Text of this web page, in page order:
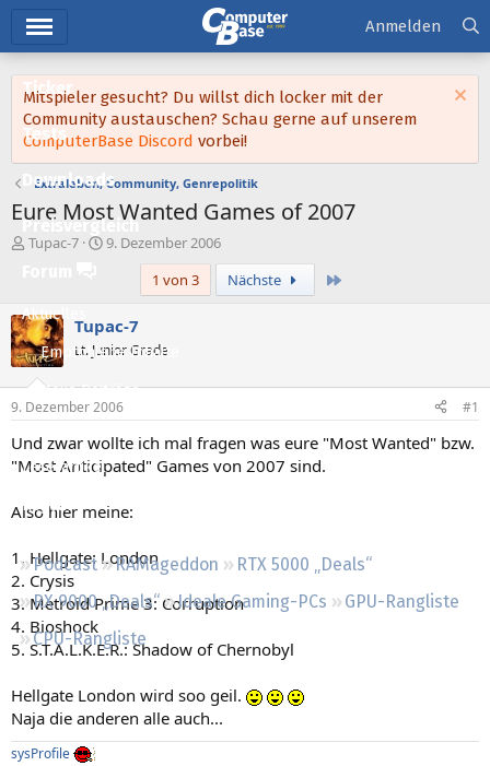
Ticker
Tests
Downloads
Preisvergleich
Aktuelles
Empfohlene Inhalte
Neue Beiträge
Leserartikel
Regeln
Podcast RAMageddon
RTX 5000 „Deals“
RX 9000 „Deals“
Ideale Gaming-PCs
GPU-Rangliste
CPU-Rangliste
Anmelden
Mitspieler gesucht? Du willst dich locker mit der
Community austauschen? Schau gerne auf unserem
ComputerBase Discord vorbei!
Extraleben, Community, Genrepolitik
Eure Most Wanted Games of 2007
E
e
l
l
e
r
Tupac-7
E
e
l
a
m
9. Dezember 2006
1 von 3
Nächste
Tupac-7
Lt. Junior Grade
9. Dezember 2006 #1
Und zwar wollte ich mal fragen was eure "Most Wanted" bzw.
"Most Anticipated" Games von 2007 sind.
Also hier meine:
1. Hellgate: London
2. Crysis
3. Metroid Prime 3: Corruption
4. Bioshock
5. S.T.A.L.K.E.R.: Shadow of Chernobyl
Hellgate London wird soo geil.
Naja die anderen alle auch...
sysProfile